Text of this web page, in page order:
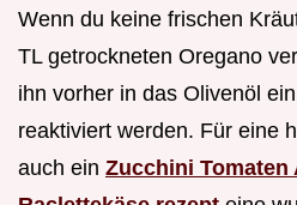
Wenn du keine frischen
TL getrockneten Oregano
ihn vorher in das Olivenöl
reaktiviert werden. Für eine
auch ein Zucchini Tomaten